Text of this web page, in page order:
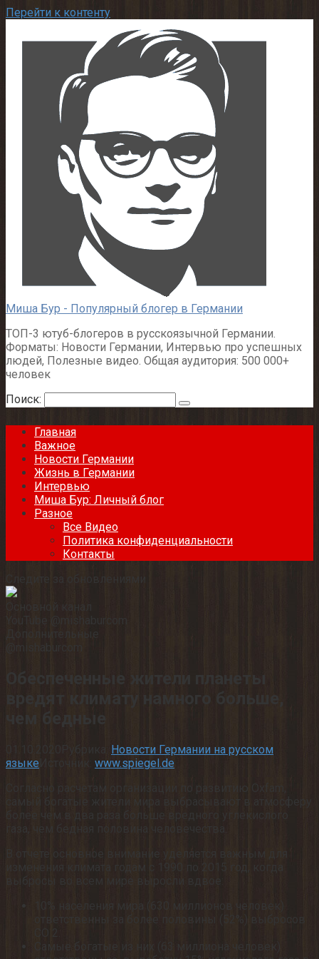
Перейти к контенту
Миша Бур - Популярный блогер в Германии
ТОП-3 ютуб-блогеров в русскоязычной Германии.
Форматы: Новости Германии, Интервью про успешных
людей, Полезные видео. Общая аудитория: 500 000+
человек
Поиск:
Главная
Важное
Новости Германии
Жизнь в Германии
Интервью
Миша Бур: Личный блог
Разное
Все Видео
Политика конфиденциальности
Контакты
Следите за обновлениями
Основной канал
Дополнительные
Обеспеченные жители планеты
вредят климату намного больше,
чем бедные
Рубрика:
Новости Германии на русском
языке
www.spiegel.de
самый богатые жители мира выбрасывают в атмосферу
более чем в два раза больше вредного углекислого
газа, чем бедная половина человечества.
изменения климата годам с 1990 по 2015 год, когда
выбросы во всем мире выросли вдвое:
10% населения мира (630 миллионов человек)
ответственны за более половины (52%) выбросов
Самые богатые из них (63 миллиона человек)